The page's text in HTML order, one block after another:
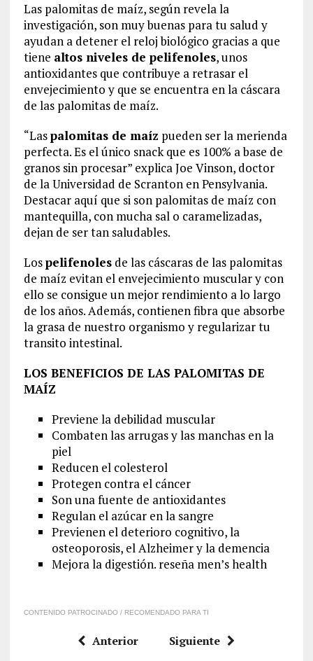
Las palomitas de maíz, según revela la
investigación, son muy buenas para tu salud y
ayudan a detener el reloj biológico gracias a que
tiene altos niveles de pelifenoles, unos
antioxidantes que contribuye a retrasar el
envejecimiento y que se encuentra en la cáscara
de las palomitas de maíz.
“Laspalomitas de maíz pueden ser la merienda
perfecta. Es el único snack que es 100% a base de
granos sin procesar” explica Joe Vinson, doctor
de la Universidad de Scranton en Pensylvania.
Destacar aquí que si son palomitas de maíz con
mantequilla, con mucha sal o caramelizadas,
dejan de ser tan saludables.
Lospelifenolesde las cáscaras de las palomitas
de maíz evitan el envejecimiento muscular y con
ello se consigue un mejor rendimiento a lo largo
de los años. Además, contienen fibra que absorbe
la grasa de nuestro organismo y regularizar tu
transito intestinal.
LOS BENEFICIOS DE LAS PALOMITAS DE
MAÍZ
Previene la debilidad muscular
Combaten las arrugas y las manchas en la
piel
Reducen el colesterol
Protegen contra el cáncer
Son una fuente de antioxidantes
Regulan el azúcar en la sangre
Previenen el deterioro cognitivo, la
osteoporosis, el Alzheimer y la demencia
Mejora la digestión. reseña men’s health
CONTENIDO PATROCINADO / RECOMENDADO PARA TI
Anterior Siguiente